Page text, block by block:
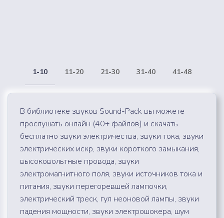
1-10 11-20 21-30 31-40 41-48
В библиотеке звуков Sound-Pack вы можете
прослушать онлайн (40+ файлов) и скачать
бесплатно звуки электричества, звуки тока, звуки
электрических искр, звуки короткого замыкания,
высоковольтные провода, звуки
электромагнитного поля, звуки источников тока и
питания, звуки перегоревшей лампочки,
электрический треск, гул неоновой лампы, звуки
падения мощности, звуки электрошокера, шум